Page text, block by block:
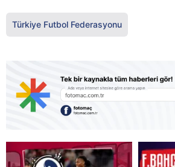
Türkiye Futbol Federasyonu